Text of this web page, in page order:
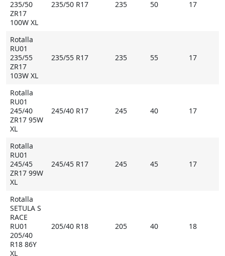
235/50
ZR17
100W XL
235/50 R17 235 50 17
Rotalla
RU01
235/55
ZR17
103W XL
235/55 R17 235 55 17
Rotalla
RU01
245/40
ZR17 95W
XL
245/40 R17 245 40 17
Rotalla
RU01
245/45
ZR17 99W
XL
245/45 R17 245 45 17
Rotalla
SETULA S
RACE
RU01
205/40
R18 86Y
XL
205/40 R18 205 40 18